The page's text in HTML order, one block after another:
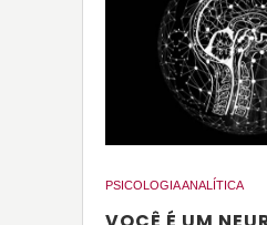
PSICOLOGIA ANALÍTICA